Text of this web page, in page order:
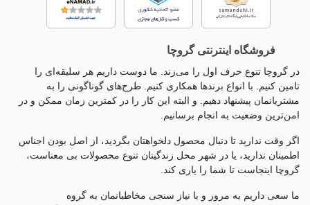
فروشگاه اینترنتی گروچا
در گروچا تنوع حرف اول را می‌زند. ما دوست داریم هر سلیقه‌ای را
تامین کنیم. با انواع برندها همکاری کنیم. طرح‌های گوناگونی را به
مشتریانمان پیشنهاد دهیم. و البته این کار را در کمترین زمان ممکن و در
امن‌ترین وضعیت به انجام برسانیم.
اگر وقت ندارید تا دنبال محصول دلخواهتان بگردید، از اصل بودن اجناس
اطمینان ندارید، یا در شهر محل زندگیتان تنوع محصولات بی معناست،
گروچا اینجاست تا شما را یاری کند.
ما سعی داریم به مرور و با نیاز سنجی مخاطبانمان به گروه